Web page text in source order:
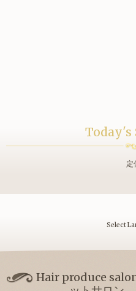
Today's
定
Select
Hair produce